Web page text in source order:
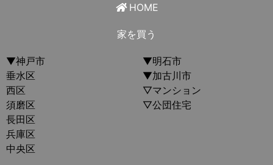
HOME
家を買う
▼神戸市
垂水区
西区
須磨区
長田区
兵庫区
中央区
▼明石市
▼加古川市
▽マンション
▽公団住宅